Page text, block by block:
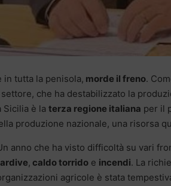
in tutta la penisola, morde il freno.
che ha destabilizzato la
Sicilia è la terza regione italiana per il
produzione nazionale, una risorsa
anno che ha visto difficoltà su vari
, caldo torrido e incendi. La
agricole è stata